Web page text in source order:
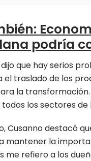
:
podría
que hay serios
el traslado de los
la
los sectores de
Cusanno destacó
mantener la
me refiero a los